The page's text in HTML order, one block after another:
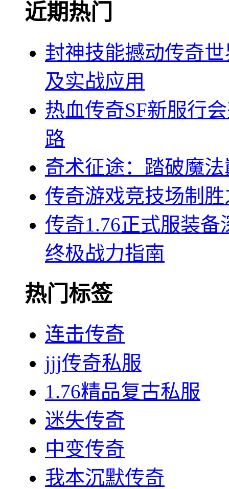
近期热门
封神技能撼动传奇
及实战应用
热血传奇SF新服行
路
奇术征途：踏破魔
传奇游戏竞技场制
传奇1.76正式服装
终极战力指南
热门标签
连击传奇
jjj传奇私服
1.76精品复古私服
迷失传奇
中变传奇
我本沉默传奇